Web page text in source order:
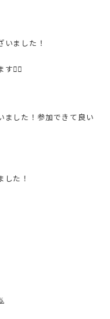
ました！
🙇‍♀️
ました！参加できて良い
た！